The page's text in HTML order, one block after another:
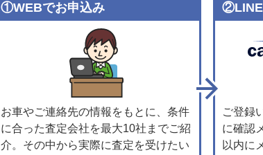
①WEBでお申込み
お車やご連絡先の情報をもとに、条件
に合った査定会社を最大10社までご紹
介。その中から実際に査定を受けたい
②LINE
ご登録
に確認
以内に